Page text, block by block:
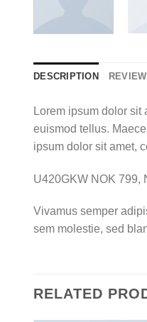
DESCRIPTION
Lorem ipsum dolor
euismod tellus.
ipsum dolor sit amet,
U420GKW NOK 799,
Vivamus semper
sem molestie, sed
RELATED